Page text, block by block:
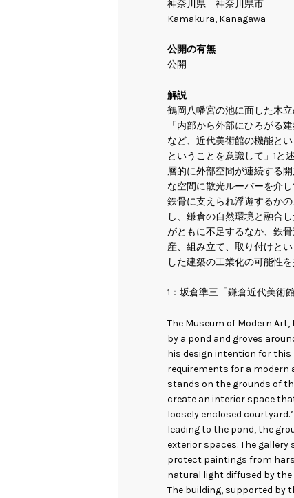
神奈川県 神奈川県市
Kamakura, Kanagawa
公開の有無
公開
解説
鶴岡八幡宮の池に面した木
「内部から外部にひろがる
など、近代美術館の機能と
ということを意識して」1と
層的に外部空間が連続する
な空間に散光ルーバーを介
鉄骨に支えられ浮遊するか
し、鎌倉の自然環境と融合
がともに不足するなか、鉄
産、組み立て、取り付けと
した建築の工業化の可能性
1：坂倉準三「鎌倉近代美術
The Museum of Modern
by a pond and groves
his design intention for
requirements for a
stands on the grounds of
create an interior space
loosely enclosed
leading to the pond, the
exterior spaces. The
protect paintings from
natural light diffused by
The building, supported by